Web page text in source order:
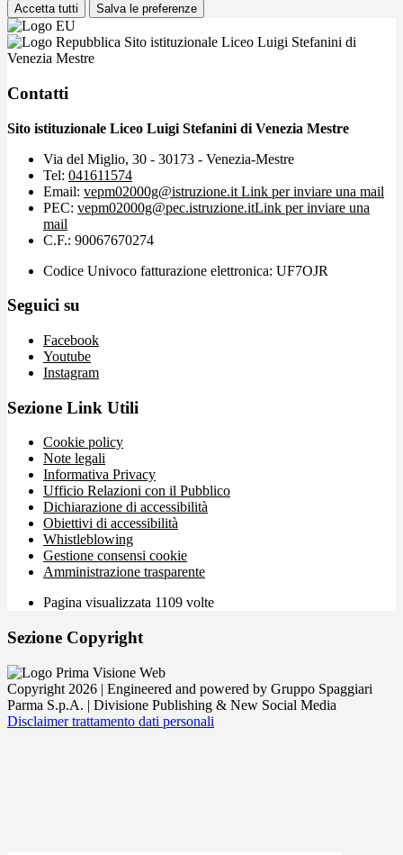
Accetta tutti Salva le preferenze
Sito istituzionale Liceo Luigi Stefanini di
Venezia Mestre
Contatti
Sito istituzionale Liceo Luigi Stefanini di Venezia Mestre
Via del Miglio, 30 - 30173 - Venezia-Mestre
Tel: 041611574
Email: vepm02000g@istruzione.it Link per inviare una mail
PEC: vepm02000g@pec.istruzione.itLink per inviare una
mail
C.F.: 90067670274
Codice Univoco fatturazione elettronica: UF7OJR
Seguici su
Facebook
Youtube
Instagram
Sezione Link Utili
Cookie policy
Note legali
Informativa Privacy
Ufficio Relazioni con il Pubblico
Dichiarazione di accessibilità
Obiettivi di accessibilità
Whistleblowing
Gestione consensi cookie
Amministrazione trasparente
Pagina visualizzata 1109 volte
Sezione Copyright
Copyright 2026 | Engineered and powered by Gruppo Spaggiari
Parma S.p.A. | Divisione Publishing & New Social Media
Disclaimer trattamento dati personali